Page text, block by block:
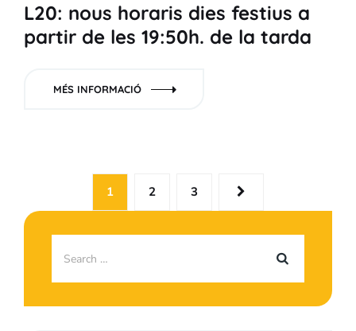
L20: nous horaris dies festius a
partir de les 19:50h. de la tarda
MÉS INFORMACIÓ
1 2 3